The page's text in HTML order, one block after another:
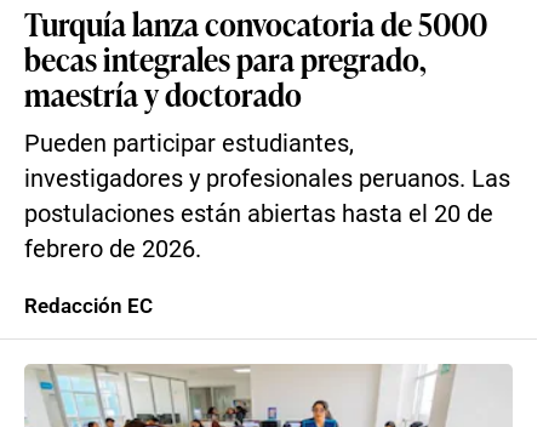
Turquía lanza convocatoria de 5000
becas integrales para pregrado,
maestría y doctorado
Pueden participar estudiantes,
investigadores y profesionales peruanos. Las
postulaciones están abiertas hasta el 20 de
febrero de 2026.
Redacción EC